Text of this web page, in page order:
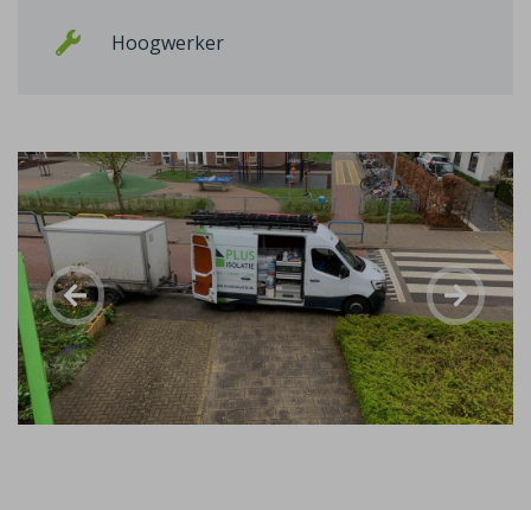
Hoogwerker